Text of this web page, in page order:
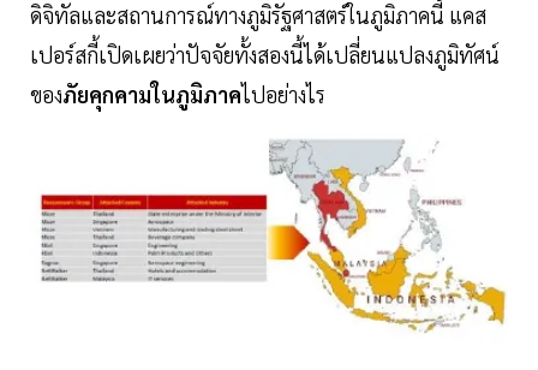
ดิจิทัลและสถานการณ์ทางภูมิรัฐศาสตร์ในภูมิภาคนี้ แคส
เปอร์สกี้เปิดเผยว่าปัจจัยทั้งสองนี้ได้เปลี่ยนแปลงภูมิทัศน์
ของภัยคุกคามในภูมิภาคไปอย่างไร